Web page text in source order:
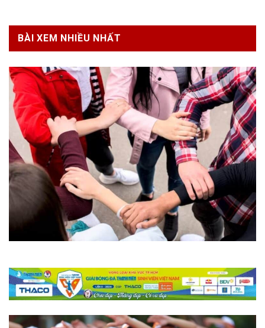
BÀI XEM NHIỀU NHẤT